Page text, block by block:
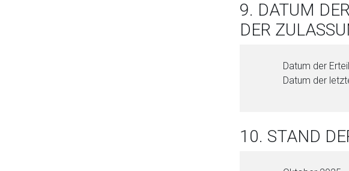
9. DATUM
DER
Datum der
Datum der
10. STAND